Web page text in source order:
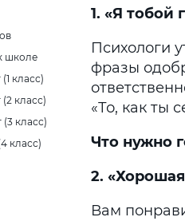
школе
класс)
класс)
класс)
класс)
1. «Я тобой
Психологи
фразы
«То, как ты
Что нужно
2.
Вам